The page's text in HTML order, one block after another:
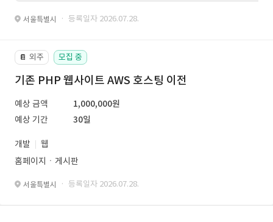
서울특별시 · 등록일자 2026.07.28.
📔 외주 모집 중
기존 PHP 웹사이트 AWS 호스팅 이전
예상 금액
1,000,000원
예상 기간
30일
개발
웹
홈페이지ㆍ게시판
서울특별시 · 등록일자 2026.07.28.